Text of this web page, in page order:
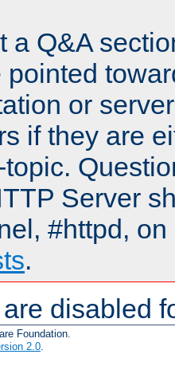
a Q&A
pointed
or
if they are
Server
#httpd,
.
disabled
Foundation.
2.0